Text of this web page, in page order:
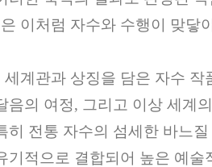
은 이처럼 자수와 수행이 맞닿
계관과 상징을 담은 자수 작
음의 여정, 그리고 이상 세계
히 전통 자수의 섬세한 바느
기적으로 결합되어 높은 예술